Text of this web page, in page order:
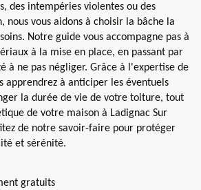
des intempéries violentes ou des
nous vous aidons à choisir la bâche la
Notre guide vous accompagne pas à
à la mise en place, en passant par
à ne pas négliger. Grâce à l'expertise de
apprendrez à anticiper les éventuels
la durée de vie de votre toiture, tout
de votre maison à Ladignac Sur
de notre savoir-faire pour protéger
et sérénité.
gratuits